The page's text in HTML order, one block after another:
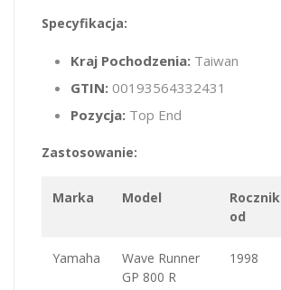
Specyfikacja:
Kraj Pochodzenia: Taiwan
GTIN: 00193564332431
Pozycja: Top End
Zastosowanie:
Marka Model
Rocznik
od
Yamaha
Wave Runner
GP 800 R
1998